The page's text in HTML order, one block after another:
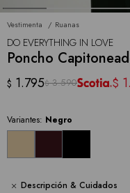
Vestimenta Ruanas
DO EVERYTHING IN LOVE
Poncho
$ 1.795$ 3.590 $
Variantes: Negro
Descripción & Cuidados